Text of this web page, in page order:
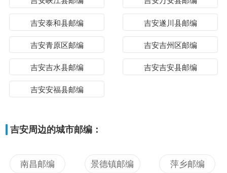
吉安泰和县邮编 吉安遂川县邮编
吉安青原区邮编 吉安吉州区邮编
吉安吉水县邮编 吉安吉安县邮编
吉安安福县邮编
吉安周边的城市邮编：
南昌邮编 景德镇邮编 萍乡邮编